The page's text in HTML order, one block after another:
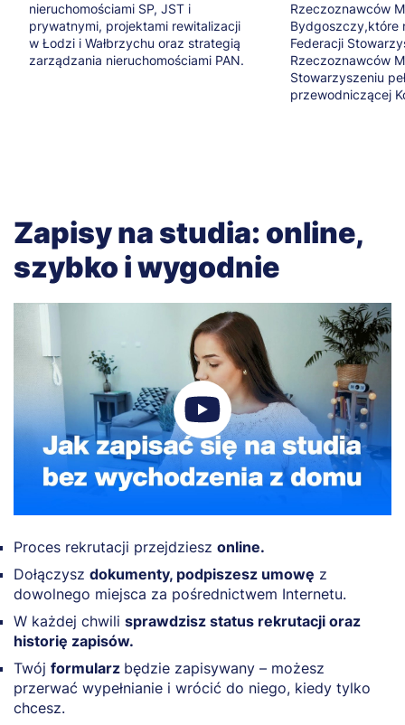
nieruchomościami SP, JST i
prywatnymi, projektami rewitalizacji
w Łodzi i Wałbrzychu oraz strategią
zarządzania nieruchomościami PAN.
Rzeczoznawców
Bydgoszczy,które
Federacji
Rzeczoznawców
Stowarzyszeniu
przewodniczącej
Zapisy na studia: online,
szybko i wygodnie
Proces rekrutacji przejdziesz online.
Dołączysz dokumenty, podpiszesz umowę z
dowolnego miejsca za pośrednictwem Internetu.
W każdej chwili sprawdzisz status rekrutacji oraz
historię zapisów.
Twój formularz będzie zapisywany – możesz
przerwać wypełnianie i wrócić do niego, kiedy tylko
chcesz.